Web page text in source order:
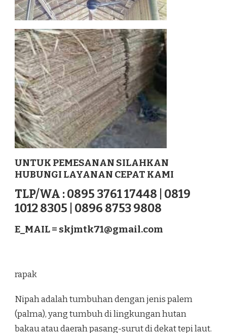
UNTUK PEMESANAN SILAHKAN
HUBUNGI LAYANAN CEPAT KAMI
TLP/WA : 0895 3761 17448 | 0819
1012 8305 | 0896 8753 9808
E_MAIL = skjmtk71@gmail.com
rapak
Nipah adalah tumbuhan dengan jenis palem
(palma), yang tumbuh di lingkungan hutan
bakau atau daerah pasang-surut di dekat tepi laut.